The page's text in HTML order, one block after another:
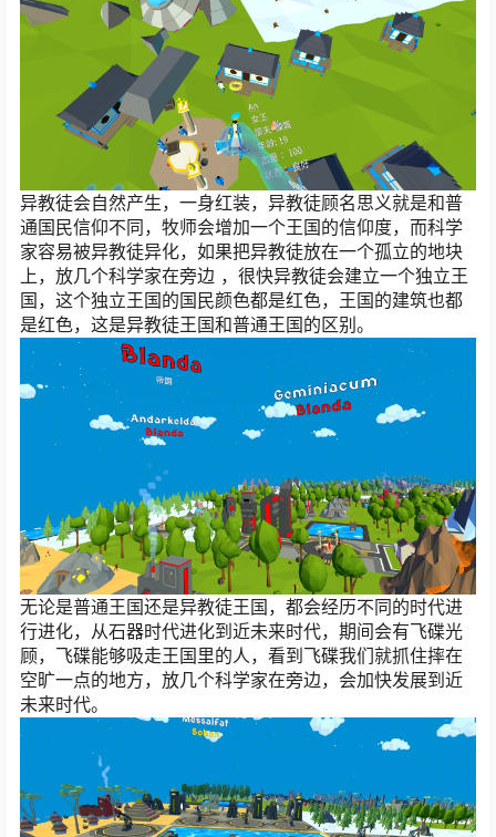
异教徒会自然产生，一身红装，异教徒顾名思义就是和普
通国民信仰不同，牧师会增加一个王国的信仰度，而科学
家容易被异教徒异化，如果把异教徒放在一个孤立的地块
上，放几个科学家在旁边 ，很快异教徒会建立一个独立王
国，这个独立王国的国民颜色都是红色，王国的建筑也都
是红色，这是异教徒王国和普通王国的区别。
无论是普通王国还是异教徒王国，都会经历不同的时代进
行进化，从石器时代进化到近未来时代，期间会有飞碟光
顾，飞碟能够吸走王国里的人，看到飞碟我们就抓住摔在
空旷一点的地方，放几个科学家在旁边，会加快发展到近
未来时代。